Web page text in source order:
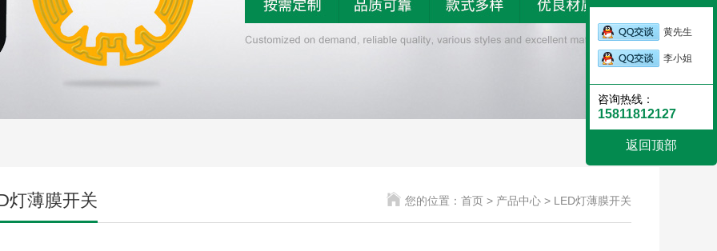
您的位置： 首页 > 产品中心 > LED灯薄膜开关
灯薄膜开关
黄先生
李小姐
咨询热线：
15811812127
返回顶部